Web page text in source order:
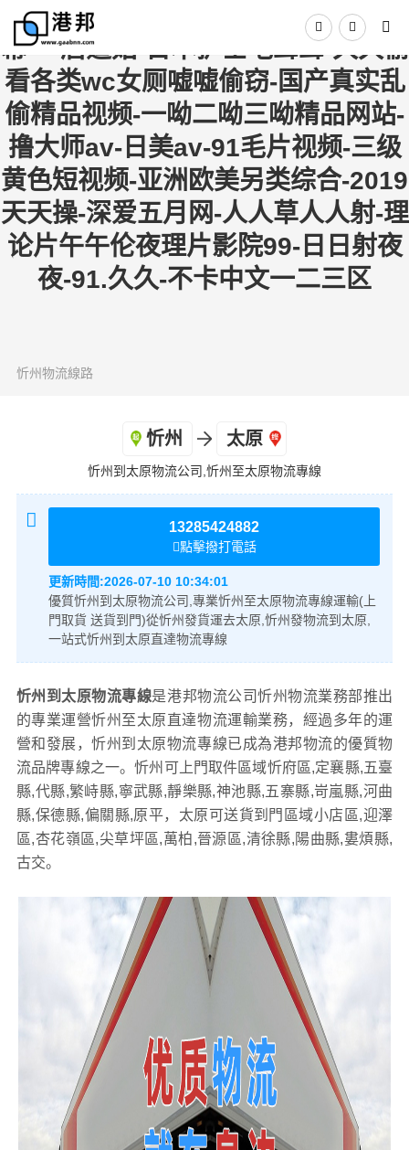
亚洲九九-日韩va-日本三级中文字
幕-一眉道姑-日本护士毛茸茸-久久偷
看各类wc女厕嘘嘘偷窃-国产真实乱
偷精品视频-一呦二呦三呦精品网站-
撸大师av-日美av-91毛片视频-三级
黄色短视频-亚洲欧美另类综合-2019
天天操-深爱五月网-人人草人人射-理
论片午午伦夜理片影院99-日日射夜
夜-91.久久-不卡中文一二三区
忻州物流線路
忻州 太原
忻州到太原物流公司,忻州至太原物流專線
13285424882
點擊撥打電話
更新時間:2026-07-10 10:34:01
優質忻州到太原物流公司,專業忻州至太原物流專線運輸(上
門取貨 送貨到門)從忻州發貨運去太原,忻州發物流到太原,
一站式忻州到太原直達物流專線
忻州到太原物流專線是港邦物流公司忻州物流業務部推出
的專業運營忻州至太原直達物流運輸業務，經過多年的運
營和發展，忻州到太原物流專線已成為港邦物流的優質物
流品牌專線之一。忻州可上門取件區域忻府區,定襄縣,五臺
縣,代縣,繁峙縣,寧武縣,靜樂縣,神池縣,五寨縣,岢嵐縣,河曲
縣,保德縣,偏關縣,原平，太原可送貨到門區域小店區,迎澤
區,杏花嶺區,尖草坪區,萬柏,晉源區,清徐縣,陽曲縣,婁煩縣,
古交。